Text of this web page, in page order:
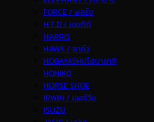
FORCE / ฟอร์ช
H.T.D / เอชทีดี
HARRIS
HAWK / ฮาค์ว
HOBAYASHI/โฮบายาชิ
HONIKO
HORSE SHOE
IRWIN / เออร์วิ่น
ISUZU